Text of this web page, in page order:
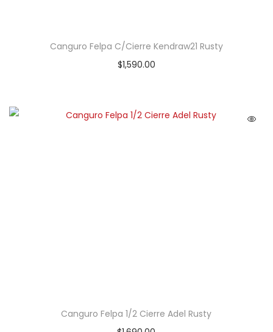
Canguro Felpa C/Cierre Kendraw21 Rusty
$1,590.00
Canguro Felpa 1/2 Cierre Adel Rusty